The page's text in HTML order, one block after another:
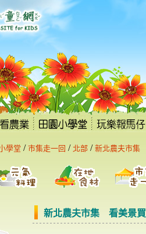
學堂 / 市集走一回 / 北部 / 新北農夫市集
新北農夫市集 看美景